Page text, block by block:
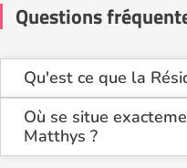
Questions
Qu'est ce que la
La Résidence Louis
seniors de type foyer
autonomie .
Où se situe
Matthys ?
La Résidence Louis